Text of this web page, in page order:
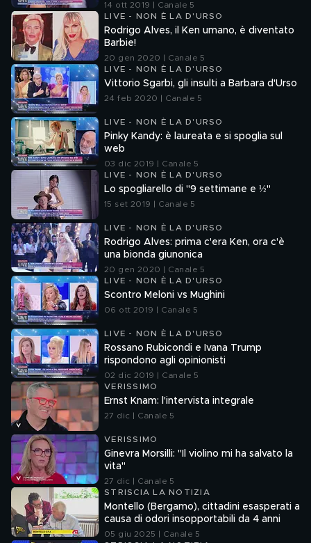
14 ott 2019 | Canale 5
LIVE - NON È LA D'URSO
Rodrigo Alves, il Ken umano, è diventato
Barbie!
20 gen 2020 | Canale 5
LIVE - NON È LA D'URSO
Vittorio Sgarbi, gli insulti a Barbara d'Urso
24 feb 2020 | Canale 5
LIVE - NON È LA D'URSO
Pinky Kandy: è laureata e si spoglia sul
web
03 dic 2019 | Canale 5
LIVE - NON È LA D'URSO
Lo spogliarello di "9 settimane e ½"
15 set 2019 | Canale 5
LIVE - NON È LA D'URSO
Rodrigo Alves: prima c'era Ken, ora c'è
una bionda giunonica
20 gen 2020 | Canale 5
LIVE - NON È LA D'URSO
Scontro Meloni vs Mughini
06 ott 2019 | Canale 5
LIVE - NON È LA D'URSO
Rossano Rubicondi e Ivana Trump
rispondono agli opinionisti
02 dic 2019 | Canale 5
VERISSIMO
Ernst Knam: l'intervista integrale
27 dic | Canale 5
VERISSIMO
Ginevra Morsilli: "Il violino mi ha salvato la
vita"
27 dic | Canale 5
STRISCIA LA NOTIZIA
Montello (Bergamo), cittadini esasperati a
causa di odori insopportabili da 4 anni
05 giu 2025 | Canale 5